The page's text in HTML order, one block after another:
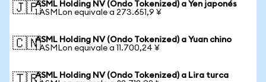
🇯🇵ASML Holding NV (Ondo Tokenized) a Yen japonés
1 ASMLon equivale a 273.651,9 ¥
🇨🇳ASML Holding NV (Ondo Tokenized) a Yuan chino
1 ASMLon equivale a 11.700,24 ¥
ASML Holding NV (Ondo Tokenized) a Lira turca